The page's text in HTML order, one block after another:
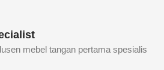
mebel tangan pertama spesialis